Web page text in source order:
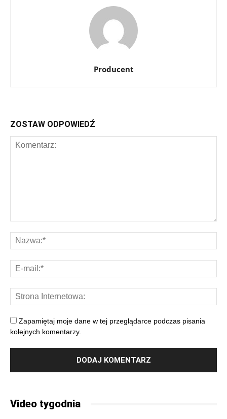
Producent
ZOSTAW ODPOWIEDŹ
Zapamiętaj moje dane w tej przeglądarce podczas pisania
kolejnych komentarzy.
Video tygodnia